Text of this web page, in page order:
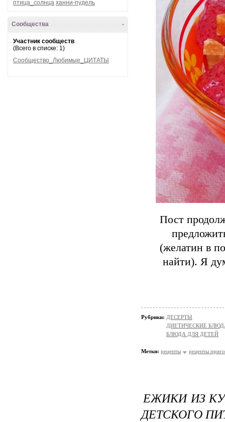
птица_солнца ханни-пудель
-
Сообщества
Участник сообществ
(Всего в списке: 1)
Сообщество_Любимые_ЦИТАТЫ
Пост
(желатин в
найти). Я
Рубрики: ДЕСЕРТЫ
ДИЕТИЧЕСКИЕ
БЛЮДА ДЛЯ ДЕТЕЙ
Метки: рецепты рецепты
ЕЖИКИ ИЗ
ДЕТСКОГО